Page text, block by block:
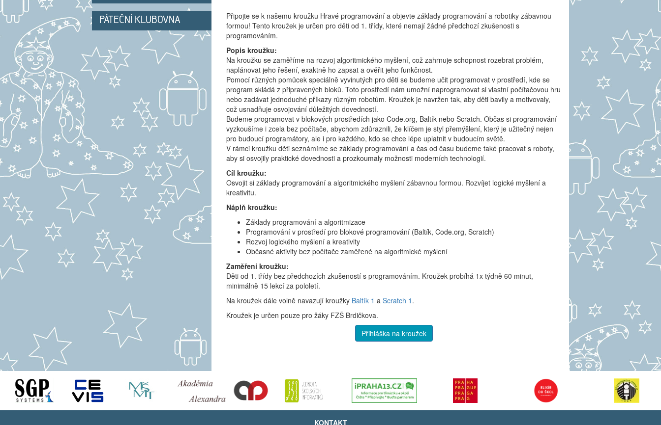
PÁTEČNÍ KLUBOVNA
Připojte se k našemu kroužku Hravé programování a objevte základy programování a robotiky zábavnou
formou! Tento kroužek je určen pro děti od 1. třídy, které nemají žádné předchozí zkušenosti s
programováním.
Popis kroužku:
Na kroužku se zaměříme na rozvoj algoritmického myšlení, což zahrnuje schopnost rozebrat problém,
naplánovat jeho řešení, exaktně ho zapsat a ověřit jeho funkčnost.
Pomocí různých pomůcek speciálně vyvinutých pro děti se budeme učit programovat v prostředí, kde se
program skládá z připravených bloků. Toto prostředí nám umožní naprogramovat si vlastní počítačovou hru
nebo zadávat jednoduché příkazy různým robotům. Kroužek je navržen tak, aby děti bavily a motivovaly,
což usnadňuje osvojování důležitých dovedností.
Budeme programovat v blokových prostředích jako Code.org, Baltík nebo Scratch. Občas si programování
vyzkoušíme i zcela bez počítače, abychom zdůraznili, že klíčem je styl přemýšlení, který je užitečný nejen
pro budoucí programátory, ale i pro každého, kdo se chce lépe uplatnit v budoucím světě.
V rámci kroužku děti seznámíme se základy programování a čas od času budeme také pracovat s roboty,
aby si osvojily praktické dovednosti a prozkoumaly možnosti moderních technologií.
Cíl kroužku:
Osvojit si základy programování a algoritmického myšlení zábavnou formou. Rozvíjet logické myšlení a
kreativitu.
Náplň kroužku:
Základy programování a algoritmizace
Programování v prostředí pro blokové programování (Baltík, Code.org, Scratch)
Rozvoj logického myšlení a kreativity
Občasné aktivity bez počítače zaměřené na algoritmické myšlení
Zaměření kroužku:
Děti od 1. třídy bez předchozích zkušeností s programováním. Kroužek probíhá 1x týdně 60 minut,
minimálně 15 lekcí za pololetí.
Na kroužek dále volně navazují kroužky Baltík 1 a Scratch 1 .
Kroužek je určen pouze pro žáky FZŠ Brdičkova.
Přihláška na kroužek
KONTAKT